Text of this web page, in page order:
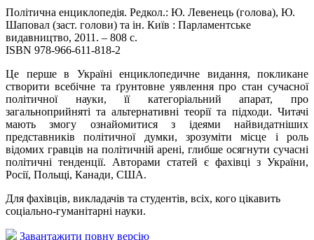
Політична енциклопедія. Редкол.: Ю. Левенець (голова), Ю.
Шаповал (заст. голови) та ін. Київ : Парламентське
видавництво, 2011. – 808 с.
ISBN 978-966-611-818-2
Це перше в Україні енциклопедичне видання, покликане
створити всебічне та ґрунтовне уявлення про стан сучасної
політичної науки, її категоріальний апарат, про
загальноприйняті та альтернативні теорії та підходи. Читачі
мають змогу ознайомитися з ідеями найвидатніших
представників політичної думки, зрозуміти місце і роль
відомих гравців на політичній арені, глибше осягнути сучасні
політичні тенденції. Авторами статей є фахівці з України,
Росії, Польщі, Канади, США.
Для фахівців, викладачів та студентів, всіх, кого цікавить
соціально-гуманітарні науки.
Завантажити повну версію